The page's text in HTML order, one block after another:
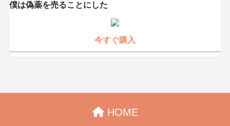
僕は偽薬を売ることにした
今すぐ購入
HOME